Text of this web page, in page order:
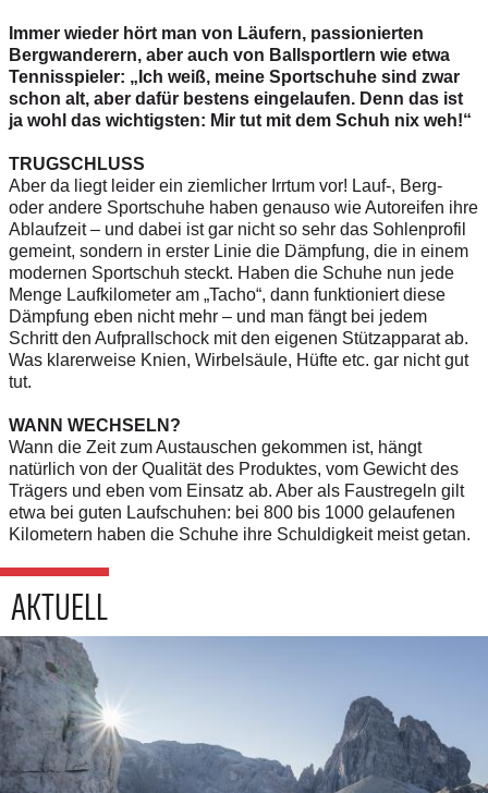
Immer wieder hört man von Läufern, passionierten
Bergwanderern, aber auch von Ballsportlern wie etwa
Tennisspieler: „Ich weiß, meine Sportschuhe sind zwar
schon alt, aber dafür bestens eingelaufen. Denn das ist
ja wohl das wichtigsten: Mir tut mit dem Schuh nix weh!“
TRUGSCHLUSS
Aber da liegt leider ein ziemlicher Irrtum vor! Lauf-, Berg-
oder andere Sportschuhe haben genauso wie Autoreifen ihre
Ablaufzeit – und dabei ist gar nicht so sehr das Sohlenprofil
gemeint, sondern in erster Linie die Dämpfung, die in einem
modernen Sportschuh steckt. Haben die Schuhe nun jede
Menge Laufkilometer am „Tacho“, dann funktioniert diese
Dämpfung eben nicht mehr – und man fängt bei jedem
Schritt den Aufprallschock mit den eigenen Stützapparat ab.
Was klarerweise Knien, Wirbelsäule, Hüfte etc. gar nicht gut
tut.
WANN WECHSELN?
Wann die Zeit zum Austauschen gekommen ist, hängt
natürlich von der Qualität des Produktes, vom Gewicht des
Trägers und eben vom Einsatz ab. Aber als Faustregeln gilt
etwa bei guten Laufschuhen: bei 800 bis 1000 gelaufenen
Kilometern haben die Schuhe ihre Schuldigkeit meist getan.
AKTUELL